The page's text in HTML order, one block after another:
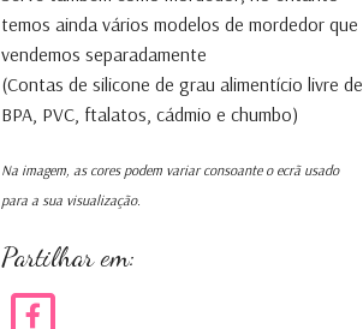
temos ainda vários modelos de mordedor que
vendemos separadamente
(Contas de silicone de grau alimentício livre de
BPA, PVC, ftalatos, cádmio e chumbo)
Na imagem, as cores podem variar consoante o ecrã usado
para a sua visualização.
Partilhar em: